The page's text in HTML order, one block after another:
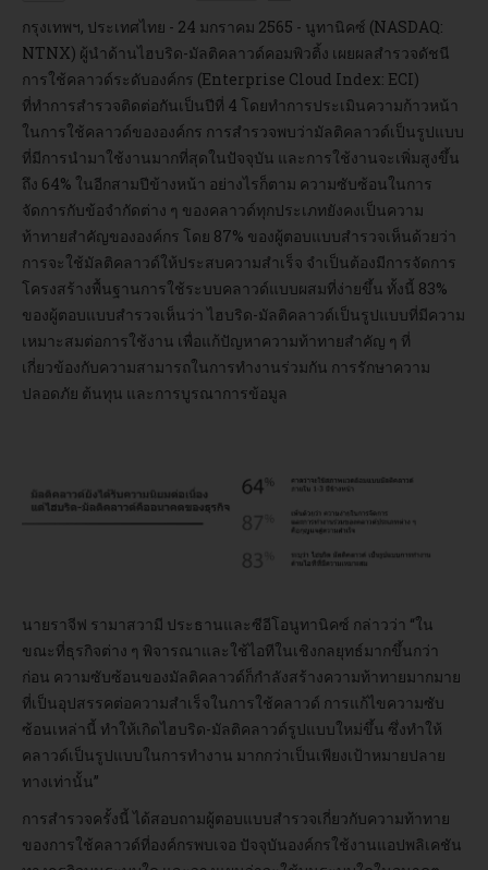
DOWNLOAD
กรุงเทพฯ, ประเทศไทย - 24 มกราคม 2565 - นูทานิคซ์ (NASDAQ:
NTNX) ผู้นำด้านไฮบริด-มัลติคลาวด์คอมพิวติ้ง เผยผลสำรวจดัชนี
การใช้คลาวด์ระดับองค์กร (Enterprise Cloud Index: ECI)
ที่ทำการสำรวจติดต่อกันเป็นปีที่ 4 โดยทำการประเมินความก้าวหน้า
ในการใช้คลาวด์ขององค์กร การสำรวจพบว่ามัลติคลาวด์เป็นรูปแบบ
ที่มีการนำมาใช้งานมากที่สุดในปัจจุบัน และการใช้งานจะเพิ่มสูงขึ้น
ถึง 64% ในอีกสามปีข้างหน้า อย่างไรก็ตาม ความซับซ้อนในการ
จัดการกับข้อจำกัดต่าง ๆ ของคลาวด์ทุกประเภทยังคงเป็นความ
ท้าทายสำคัญขององค์กร โดย 87% ของผู้ตอบแบบสำรวจเห็นด้วยว่า
การจะใช้มัลติคลาวด์ให้ประสบความสำเร็จ จำเป็นต้องมีการจัดการ
โครงสร้างพื้นฐานการใช้ระบบคลาวด์แบบผสมที่ง่ายขึ้น ทั้งนี้ 83%
ของผู้ตอบแบบสำรวจเห็นว่า ไฮบริด-มัลติคลาวด์เป็นรูปแบบที่มีความ
เหมาะสมต่อการใช้งาน เพื่อแก้ปัญหาความท้าทายสำคัญ ๆ ที่
เกี่ยวข้องกับความสามารถในการทำงานร่วมกัน การรักษาความ
ปลอดภัย ต้นทุน และการบูรณาการข้อมูล
นายราจีฟ รามาสวามี ประธานและซีอีโอนูทานิคซ์ กล่าวว่า “ใน
ขณะที่ธุรกิจต่าง ๆ พิจารณาและใช้ไอทีในเชิงกลยุทธ์มากขึ้นกว่า
ก่อน ความซับซ้อนของมัลติคลาวด์ก็กำลังสร้างความท้าทายมากมาย
ที่เป็นอุปสรรคต่อความสำเร็จในการใช้คลาวด์ การแก้ไขความซับ
ซ้อนเหล่านี้ ทำให้เกิดไฮบริด-มัลติคลาวด์รูปแบบใหม่ขึ้น ซึ่งทำให้
คลาวด์เป็นรูปแบบในการทำงาน มากกว่าเป็นเพียงเป้าหมายปลาย
ทางเท่านั้น”
การสำรวจครั้งนี้ ได้สอบถามผู้ตอบแบบสำรวจเกี่ยวกับความท้าทาย
ของการใช้คลาวด์ที่องค์กรพบเจอ ปัจจุบันองค์กรใช้งานแอปพลิเคชัน